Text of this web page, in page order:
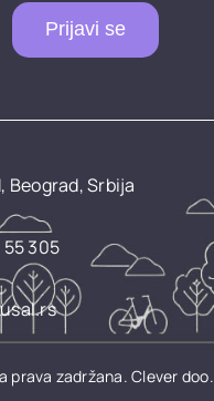
Prijavi se
Beograd, Srbija
55 305
prava zadržana.Clever doo.